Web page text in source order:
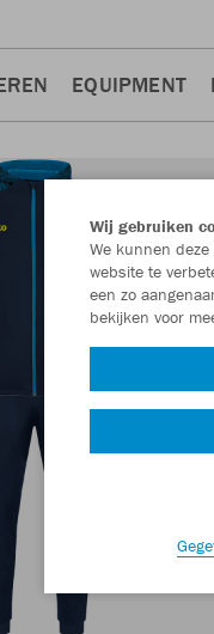
EQUIPMENT
Wij gebruiken
We kunnen
website te
een zo
bekijken voor